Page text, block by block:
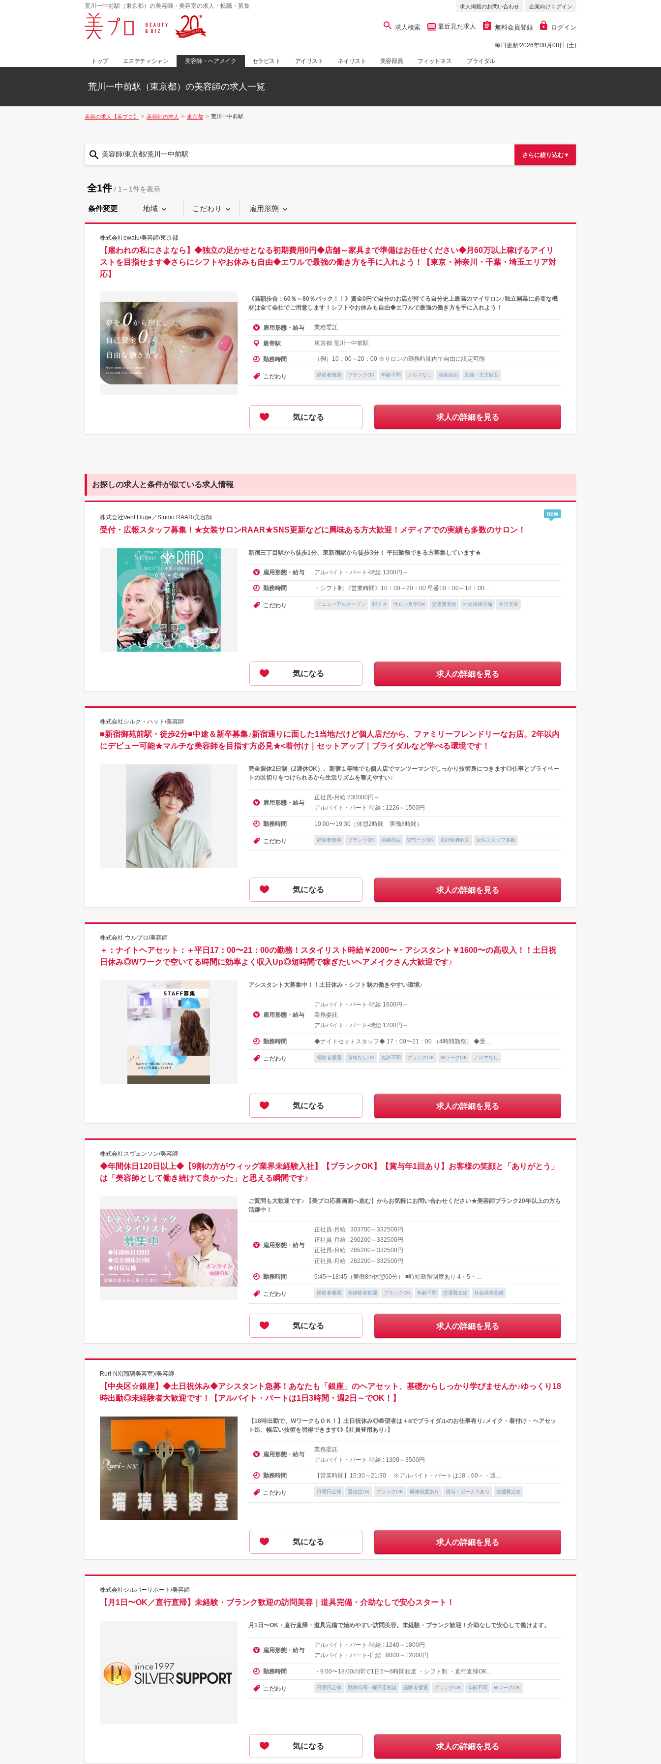
荒川一中前駅（東京都）の美容師・美容室の求人・転職・募集 求人掲載のお問い合わせ 企業向けログイン
求人検索 最近見た求人 無料会員登録 ログイン
毎日更新!2026年08月08日 (土)
トップ エステティシャン 美容師・ヘアメイク セラピスト アイリスト ネイリスト 美容部員 フィットネス ブライダル
荒川一中前駅（東京都）の美容師の求人一覧
美容の求人【美プロ】 美容師の求人 東京都 荒川一中前駅
美容師/東京都/荒川一中前駅 さらに絞り込む▼
全1件/ 1～1件を表示
条件変更 地域 こだわり 雇用形態
株式会社ewalu/美容師/東京都
【雇われの私にさよなら】◆独立の足かせとなる初期費用0円◆店舗～家具まで準備はお任せください◆月60万以上稼げるアイリ
ストを目指せます◆さらにシフトやお休みも自由◆エワルで最強の働き方を手に入れよう！【東京・神奈川・千葉・埼玉エリア対
応】
《高額歩合：60％～80％バック！！》資金0円で自分のお店が持てる自分史上最高のマイサロン♪独立開業に必要な機
材は全て会社でご用意します！シフトやお休みも自由◆エワルで最強の働き方を手に入れよう！
雇用形態・給与 業務委託
最寄駅 東京都 荒川一中前駅
勤務時間 （例）10：00～20：00 ※サロンの勤務時間内で自由に設定可能
こだわり 経験者優遇 ブランクOK 年齢不問 ノルマなし 服装自由 主婦・主夫歓迎
気になる 求人の詳細を見る
お探しの求人と条件が似ている求人情報
株式会社Vent Huge／Studio RAAR/美容師 new
受付・広報スタッフ募集！★女装サロンRAAR★SNS更新などに興味ある方大歓迎！メディアでの実績も多数のサロン！
新宿三丁目駅から徒歩1分、東新宿駅から徒歩3分！ 平日勤務できる方募集しています★
雇用形態・給与 アルバイト・パート-時給 1300円～
勤務時間 ・シフト制 《営業時間》10：00～20：00 早番10：00～18：00…
こだわり リニューアルオープン 駅チカ サロン見学OK 交通費支給 社会保険完備 手当充実
気になる 求人の詳細を見る
株式会社シルク・ハット/美容師
■新宿御苑前駅・徒歩2分■中途＆新卒募集♪新宿通りに面した1当地だけど個人店だから、ファミリーフレンドリーなお店。2年以内
にデビュー可能★マルチな美容師を目指す方必見★<着付け｜セットアップ｜ブライダルなど学べる環境です！
完全週休2日制（2連休OK）、新宿１等地でも個人店でマンツーマンでしっかり技術身につきます◎仕事とプライベー
トの区切りをつけられるから生活リズムを整えやすい♪
雇用形態・給与
正社員-月給 230000円～
アルバイト・パート-時給 : 1226 ～ 1500円
勤務時間 10:00〜19:30（休憩2時間 実働8時間）
こだわり 経験者優遇 ブランクOK 服装自由 WワークOK 未経験者歓迎 女性スタッフ多数
気になる 求人の詳細を見る
株式会社 ウルプロ/美容師
＋：ナイトヘアセット：＋平日17：00〜21：00の勤務！スタイリスト時給￥2000〜・アシスタント￥1600〜の高収入！！土日祝
日休み◎Wワークで空いてる時間に効率よく収入Up◎短時間で稼ぎたいヘアメイクさん大歓迎です♪
アシスタント大募集中！！土日休み・シフト制の働きやすい環境♪
雇用形態・給与
アルバイト・パート-時給 1600円～
業務委託
アルバイト・パート-時給 1200円～
勤務時間 ◆ナイトセットスタッフ◆ 17：00〜21：00 （4時間勤務） ◆受…
こだわり 経験者優遇 資格なしOK 免許不問 ブランクOK WワークOK ノルマなし
気になる 求人の詳細を見る
株式会社スヴェンソン/美容師
◆年間休日120日以上◆【9割の方がウィッグ業界未経験入社】【ブランクOK】【賞与年1回あり】お客様の笑顔と「ありがとう」
は「美容師として働き続けて良かった」と思える瞬間です♪
ご質問も大歓迎です♪ 【美プロ応募画面へ進む】からお気軽にお問い合わせください★美容師ブランク20年以上の方も
活躍中！
雇用形態・給与
正社員-月給 : 303700～332500円
正社員-月給 : 290200～332500円
正社員-月給 : 285200～332500円
正社員-月給 : 282200～332500円
勤務時間 9:45〜18:45（実働8h/休憩60分） ■時短勤務制度あり 4・5・…
こだわり 経験者優遇 未経験者歓迎 ブランクOK 年齢不問 交通費支給 社会保険完備
気になる 求人の詳細を見る
Ruri-NX(瑠璃美容室)/美容師
【中央区☆銀座】◆土日祝休み◆アシスタント急募！あなたも「銀座」のヘアセット、基礎からしっかり学びませんか♪ゆっくり18
時出勤◎未経験者大歓迎です！【アルバイト・パートは1日3時間・週2日～でOK！】
【18時出勤で、WワークもＯＫ！】土日祝休み◎希望者は＋αでブライダルのお仕事有り♪メイク・着付け・ヘアセッ
ト迄、幅広い技術を習得できます◎【社員登用あり♪】
雇用形態・給与
業務委託
アルバイト・パート-時給 : 1300～3500円
勤務時間 【営業時間】15:30～21:30 ※アルバイト・パートは18：00～・週…
こだわり 日曜日定休 通信生OK ブランクOK 研修制度あり 賞与・ボーナスあり 交通費支給
気になる 求人の詳細を見る
株式会社シルバーサポート/美容師
【月1日〜OK／直行直帰】未経験・ブランク歓迎の訪問美容｜道具完備・介助なしで安心スタート！
月1日〜OK・直行直帰・道具完備で始めやすい訪問美容。未経験・ブランク歓迎！介助なしで安心して働けます。
雇用形態・給与
アルバイト・パート-時給 : 1240～ 1800円
アルバイト・パート-日給 : 8000～ 12000円
勤務時間 ・9:00〜18:00の間で1日5〜6時間程度 ・シフト制 ・直行直帰OK…
こだわり 日曜日定休 勤務時間・曜日応相談 経験者優遇 ブランクOK 年齢不問 WワークOK
気になる 求人の詳細を見る